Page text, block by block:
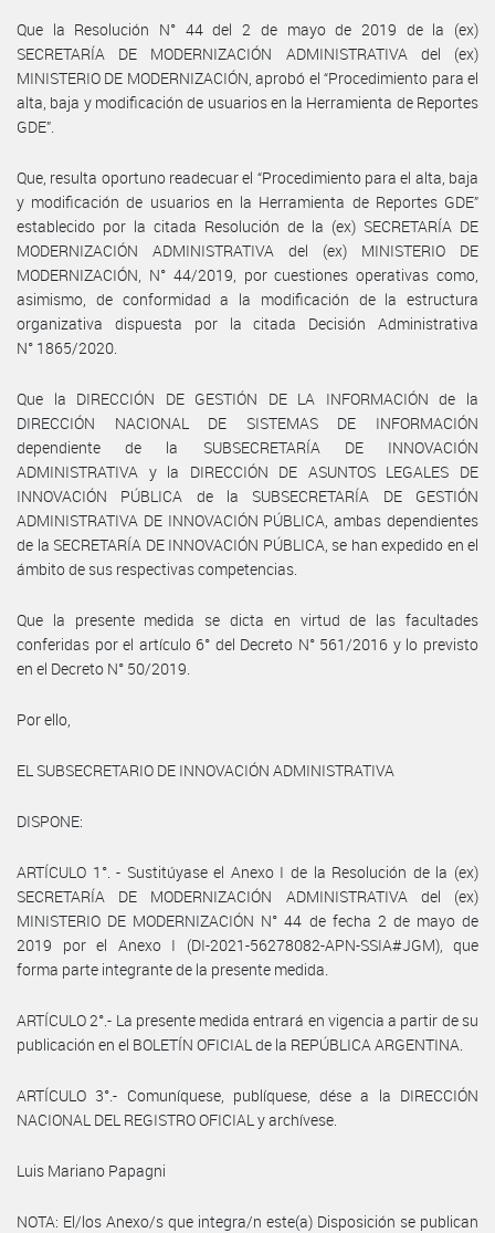
Que la Resolución N° 44 del 2 de mayo de 2019 de la (ex)
SECRETARÍA DE MODERNIZACIÓN ADMINISTRATIVA del (ex)
MINISTERIO DE MODERNIZACIÓN, aprobó el “Procedimiento para el
alta, baja y modificación de usuarios en la Herramienta de Reportes
GDE”.
Que, resulta oportuno readecuar el “Procedimiento para el alta, baja
y modificación de usuarios en la Herramienta de Reportes GDE”
establecido por la citada Resolución de la (ex) SECRETARÍA DE
MODERNIZACIÓN ADMINISTRATIVA del (ex) MINISTERIO DE
MODERNIZACIÓN, N° 44/2019, por cuestiones operativas como,
asimismo, de conformidad a la modificación de la estructura
organizativa dispuesta por la citada Decisión Administrativa
N° 1865/2020.
Que la DIRECCIÓN DE GESTIÓN DE LA INFORMACIÓN de la
DIRECCIÓN NACIONAL DE SISTEMAS DE INFORMACIÓN
dependiente de la SUBSECRETARÍA DE INNOVACIÓN
ADMINISTRATIVA y la DIRECCIÓN DE ASUNTOS LEGALES DE
INNOVACIÓN PÚBLICA de la SUBSECRETARÍA DE GESTIÓN
ADMINISTRATIVA DE INNOVACIÓN PÚBLICA, ambas dependientes
de la SECRETARÍA DE INNOVACIÓN PÚBLICA, se han expedido en el
ámbito de sus respectivas competencias.
Que la presente medida se dicta en virtud de las facultades
conferidas por el artículo 6° del Decreto N° 561/2016 y lo previsto
en el Decreto N° 50/2019.
Por ello,
EL SUBSECRETARIO DE INNOVACIÓN ADMINISTRATIVA
DISPONE:
ARTÍCULO 1°. - Sustitúyase el Anexo I de la Resolución de la (ex)
SECRETARÍA DE MODERNIZACIÓN ADMINISTRATIVA del (ex)
MINISTERIO DE MODERNIZACIÓN N° 44 de fecha 2 de mayo de
2019 por el Anexo I (DI-2021-56278082-APN-SSIA#JGM), que
forma parte integrante de la presente medida.
ARTÍCULO 2°.- La presente medida entrará en vigencia a partir de su
publicación en el BOLETÍN OFICIAL de la REPÚBLICA ARGENTINA.
ARTÍCULO 3°.- Comuníquese, publíquese, dése a la DIRECCIÓN
NACIONAL DEL REGISTRO OFICIAL y archívese.
Luis Mariano Papagni
NOTA: El/los Anexo/s que integra/n este(a) Disposición se publican